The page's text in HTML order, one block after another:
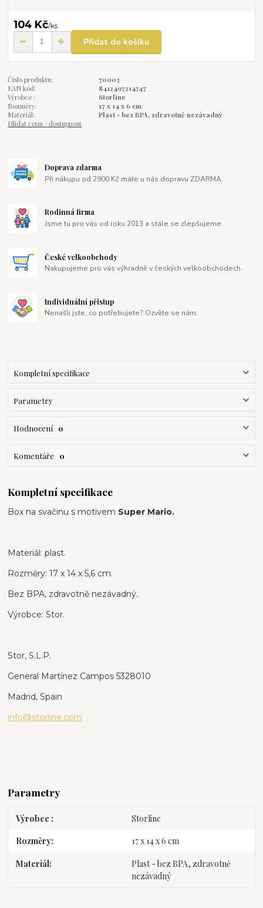
104 Kč/ks
Přidat do košíku
Číslo produktu:
70003
EAN kód:
8412497214747
Výrobce :
Storline
Rozměry:
17 x 14 x 6 cm
Materiál:
Plast - bez BPA, zdravotně nezávadný
Hlídat cenu / dostupnost
Doprava zdarma
Při nákupu od 2900 Kč máte u nás dopravu ZDARMA.
Rodinná firma
Jsme tu pro vás od roku 2013 a stále se zlepšujeme.
České velkoobchody
Nakupujeme pro vás výhradně v českých velkoobchodech.
Individuální přistup
Nenašli jste, co potřebujete? Ozvěte se nám.
Kompletní specifikace
Parametry
Hodnocení 0
Komentáře 0
Kompletní specifikace
Box na svačinu s motivem Super Mario.
Materiál: plast.
Rozměry: 17 x 14 x 5,6 cm.
Bez BPA, zdravotně nezávadný.
Výrobce: Stor.
Stor, S.L.P.
General Martínez Campos 5328010
Madrid, Spain
info@storline.com
Parametry
Výrobce Storline
Rozměry 17 x 14 x 6 cm
Materiál
Plast - bez BPA, zdravotně
nezávadný